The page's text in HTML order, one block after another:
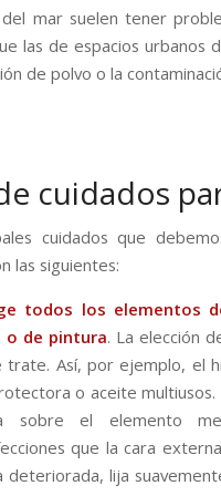
mar suelen tener
las de espacios urbanos
de polvo o la
cuidados
cuidados que
las siguientes:
todos los elementos
o de pintura. La elección
trate. Así, por ejemplo, el
o aceite multiusos.
sobre el elemento
que la cara
deteriorada, lija